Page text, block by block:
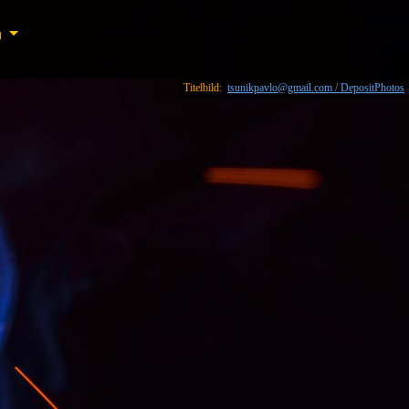
Titelbild: tsunikpavlo@gmail.com / DepositPhotos